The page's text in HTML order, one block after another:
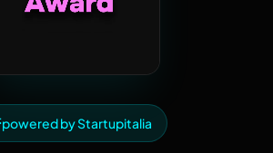
powered by Startupitalia